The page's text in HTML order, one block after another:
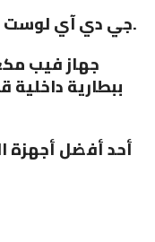
جي دي آي لوست ماري 20 مج نيكوتين 800 سحبة.
جهاز فيب
أحد أفضل أجهزة